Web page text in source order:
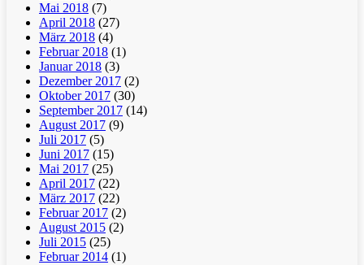
Mai 2018 (7)
April 2018 (27)
März 2018 (4)
Februar 2018 (1)
Januar 2018 (3)
Dezember 2017 (2)
Oktober 2017 (30)
September 2017 (14)
August 2017 (9)
Juli 2017 (5)
Juni 2017 (15)
Mai 2017 (25)
April 2017 (22)
März 2017 (22)
Februar 2017 (2)
August 2015 (2)
Juli 2015 (25)
Februar 2014 (1)